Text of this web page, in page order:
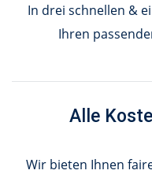
In drei schnellen &
Ihren
Alle
Wir bieten Ihnen